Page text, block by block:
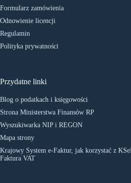
Formularz zamówienia
Odnowienie licencji
Regulamin
Polityka prywatności
Przydatne linki
Blog o podatkach i księgowości
Strona Ministerstwa Finansów RP
Wyszukiwarka NIP i REGON
Mapa strony
Krajowy System e-Faktur, jak korzystać z
Faktura VAT